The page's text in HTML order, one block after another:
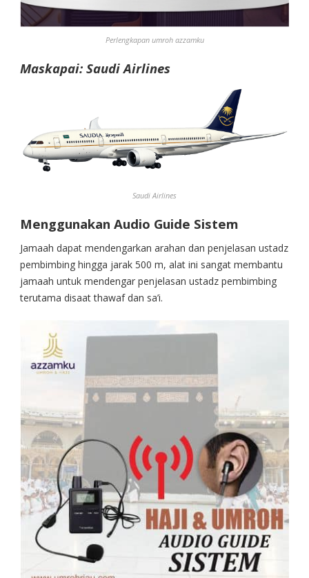
Perlengkapan umroh azzamku
Maskapai: Saudi Airlines
Saudi Airlines
Menggunakan Audio Guide Sistem
Jamaah dapat mendengarkan arahan dan penjelasan ustadz
pembimbing hingga jarak 500 m, alat ini sangat membantu
jamaah untuk mendengar penjelasan ustadz pembimbing
terutama disaat thawaf dan sa’i.